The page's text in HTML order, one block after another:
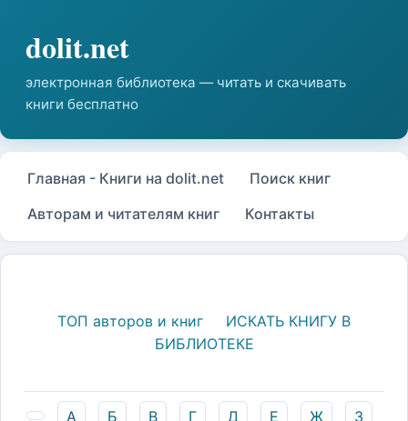
Главная - Книги на dolit.net
Поиск книг
Авторам и читателям книг
Контакты
ТОП авторов и книг
ИСКАТЬ КНИГУ В
БИБЛИОТЕКЕ
А Б В Г Д Е Ж
З